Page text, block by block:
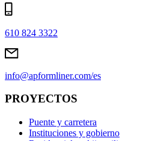
610 824 3322
info@apformliner.com/es
PROYECTOS
Puente y carretera
Instituciones y gobierno